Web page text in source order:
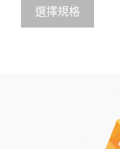
選擇規格